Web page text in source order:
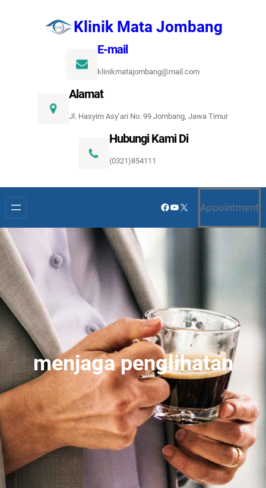
Klinik Mata Jombang
E-mail
klinikmatajombang@mail.com
Alamat
Jl. Hasyim Asy’ari No. 99 Jombang, Jawa Timur
Hubungi Kami Di
(0321)854111
Facebook
YouTube
X Appointment
menjaga penglihatan